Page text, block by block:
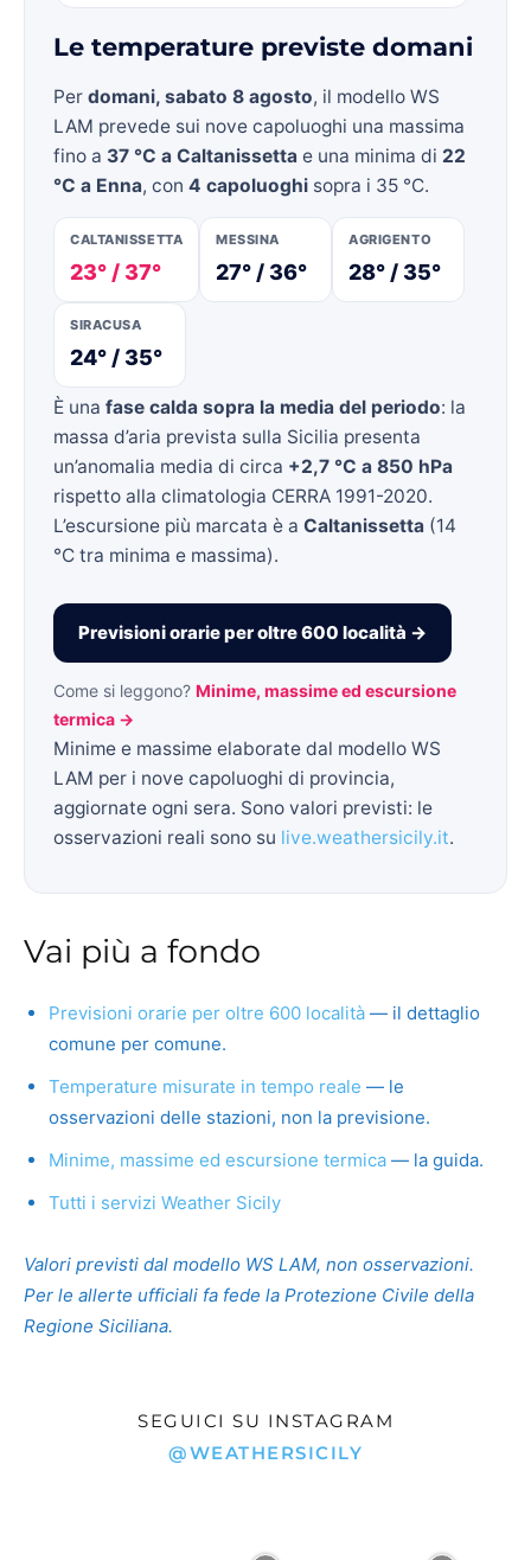
Le temperature previste domani
Per domani, sabato 8 agosto, il modello WS
LAM prevede sui nove capoluoghi una massima
fino a 37 °C a Caltanissetta e una minima di 22
°C a Enna, con 4 capoluoghi sopra i 35 °C.
CALTANISSETTA
23° / 37°
MESSINA
27° / 36°
AGRIGENTO
28° / 35°
SIRACUSA
24° / 35°
È una fase calda sopra la media del periodo: la
massa d’aria prevista sulla Sicilia presenta
un’anomalia media di circa +2,7 °C a 850 hPa
rispetto alla climatologia CERRA 1991-2020.
L’escursione più marcata è a Caltanissetta (14
°C tra minima e massima).
Previsioni orarie per oltre 600 località →
Come si leggono? Minime, massime ed escursione
termica →
Minime e massime elaborate dal modello WS
LAM per i nove capoluoghi di provincia,
aggiornate ogni sera. Sono valori previsti: le
osservazioni reali sono su live.weathersicily.it.
Vai più a fondo
Previsioni orarie per oltre 600 località — il dettaglio
comune per comune.
Temperature misurate in tempo reale — le
osservazioni delle stazioni, non la previsione.
Minime, massime ed escursione termica — la guida.
Tutti i servizi Weather Sicily
Valori previsti dal modello WS LAM, non osservazioni.
Per le allerte ufficiali fa fede la Protezione Civile della
Regione Siciliana.
SEGUICI SU INSTAGRAM
@WEATHERSICILY